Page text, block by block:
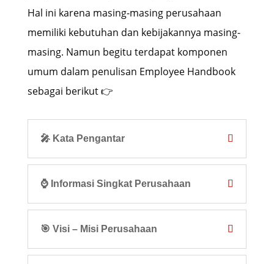
Hal ini karena masing-masing perusahaan
memiliki kebutuhan dan kebijakannya masing-
masing. Namun begitu terdapat komponen
umum dalam penulisan Employee Handbook
sebagai berikut 👉
🎤 Kata Pengantar
⌚ Informasi Singkat Perusahaan
🎯 Visi – Misi Perusahaan